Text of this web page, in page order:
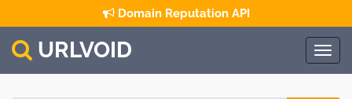
URLVOID
Domain Reputation API